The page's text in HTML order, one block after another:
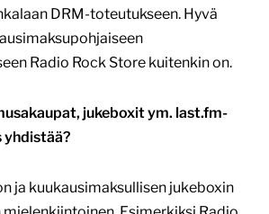
DRM-toteutukseen. Hyvä
Radio Rock Store kuitenkin on.
jukeboxit ym. last.fm-
yhdistää?
ja kuukausimaksullisen jukeboxin